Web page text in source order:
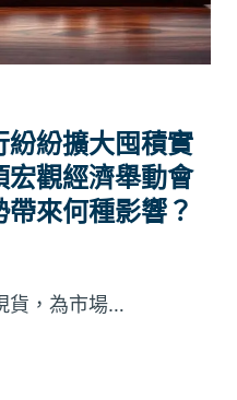
紛紛擴大囤積實
宏觀經濟舉動會
來何種影響？
貨，為市場…